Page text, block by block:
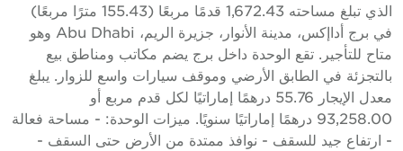
الذي تبلغ مساحته 1,672.43 قدمًا مربعًا (155.43 مترًا مربعًا)
في برج أداإكس، مدينة الأنوار، جزيرة الريم، Abu Dhabi وهو
متاح للتأجير. تقع الوحدة داخل برج يضم مكاتب ومناطق بيع
بالتجزئة في الطابق الأرضي وموقف سيارات واسع للزوار. يبلغ
معدل الإيجار 55.76 درهمًا إماراتيًا لكل قدم مربع أو
93,258.00 درهمًا إماراتيًا سنويًا. ميزات الوحدة: - مساحة فعالة
- ارتفاع جيد للسقف - نوافذ ممتدة من الأرض حتى السقف -